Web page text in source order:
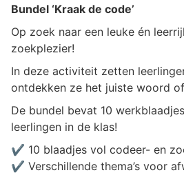
Bundel ‘Kraak de code’
Op zoek naar een leuke én
zoekplezier!
In deze activiteit zetten
ontdekken ze het juiste woord
De bundel bevat 10
leerlingen in de klas!
✔ 10 blaadjes vol codeer- en
✔ Verschillende thema’s voor